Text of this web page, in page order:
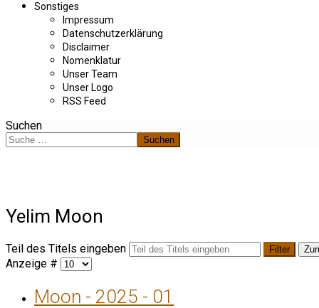
Sonstiges
Impressum
Datenschutzerklärung
Disclaimer
Nomenklatur
Unser Team
Unser Logo
RSS Feed
Suchen
Suchen
Yelim Moon
Teil des Titels eingeben Filter
Anzeige #
Moon - 2025 - 01